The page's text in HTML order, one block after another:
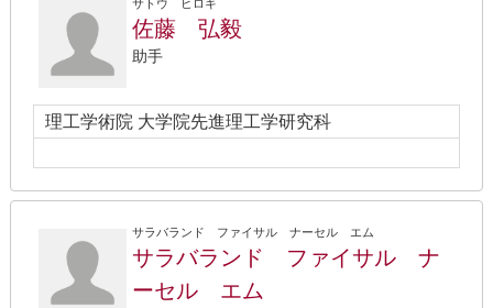
サトウ ヒロキ
佐藤 弘毅
助手
理工学術院 大学院先進理工学研究科
サラバランド ファイサル ナーセル エム
サラバランド ファイサル ナ
ーセル エム